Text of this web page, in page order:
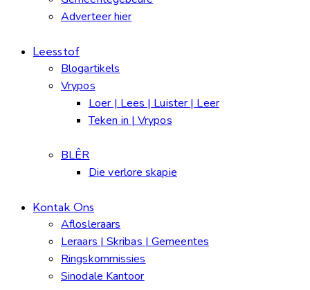
Adverteer hier
Leesstof
Blogartikels
Vrypos
Loer | Lees | Luister | Leer
Teken in | Vrypos
BLÊR
Die verlore skapie
Kontak Ons
Aflosleraars
Leraars | Skribas | Gemeentes
Ringskommissies
Sinodale Kantoor